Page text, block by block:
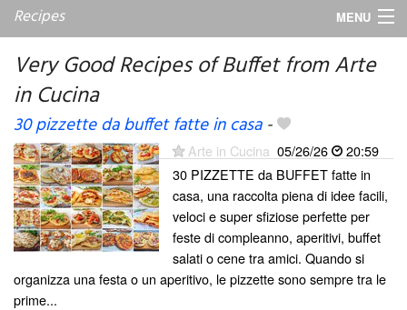
Recipes MENU
Very Good Recipes of Buffet from Arte
in Cucina
30 pizzette da buffet fatte in casa-
Arte in Cucina 05/26/26
20:59
30 PIZZETTE da BUFFET fatte in
casa, una raccolta piena di idee facili,
veloci e super sfiziose perfette per
feste di compleanno, aperitivi, buffet
salati o cene tra amici. Quando si
organizza una festa o un aperitivo, le pizzette sono sempre tra le
prime...